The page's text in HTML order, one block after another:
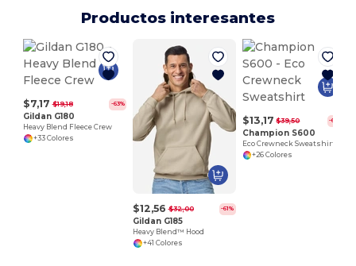
Productos interesantes
$7,17 $19,18 -63%
Gildan G180
Heavy Blend Fleece Crew
+33 Colores
$12,56 $32,00 -61%
Gildan G185
Heavy Blend™ Hood
+41 Colores
$13,17 $39,50 -67%
Champion S600
Eco Crewneck Sweatshirt
+26 Colores